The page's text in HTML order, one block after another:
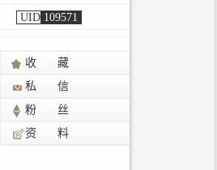
UID 109571
收 藏
私 信
粉 丝
资 料